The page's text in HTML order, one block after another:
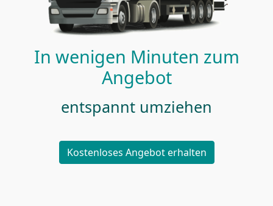
In wenigen Minuten zum
Angebot
entspannt umziehen
Kostenloses Angebot erhalten